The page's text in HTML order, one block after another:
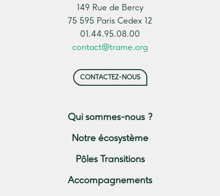
149 Rue de Bercy
75 595 Paris Cedex 12
01.44.95.08.00
contact@trame.org
CONTACTEZ-NOUS
Qui sommes-nous ?
Notre écosystème
Pôles Transitions
Accompagnements